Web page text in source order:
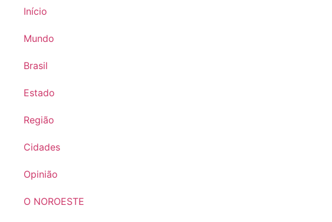
Início
Mundo
Brasil
Estado
Região
Cidades
Opinião
O NOROESTE